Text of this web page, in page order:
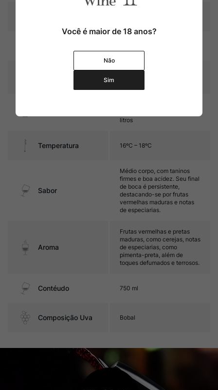
violáceos
Graduação Alcóoli
litros
Temperatura 16ºC – 18ºC
Sabor
Médio corpo, com taninos
firmes e boa acidez. Seu final
de boca é persistente,
destacando-se por frutas
vermelhas maduras e notas
de especiarias.
Aroma
Frutas vermelhas e pretas
maduras, como cerejas, notas
de especiarias, como
pimenta-preta, além de
toques defumados e terrosos.
Contéudo 750 ml
Composição Uva Bobal
Você é maior de 18 anos?
Não
Sim